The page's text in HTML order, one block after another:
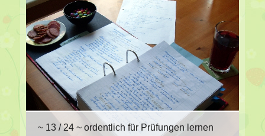
~ 13 / 24 ~ ordentlich für Prüfungen lernen